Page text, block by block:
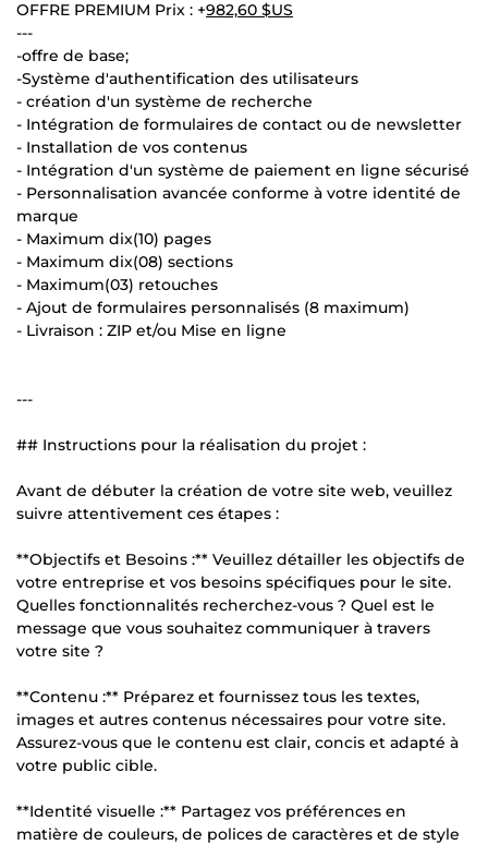
OFFRE PREMIUM Prix : +982,60 $US
---
-offre de base;
-Système d'authentification des utilisateurs
- création d'un système de recherche
- Intégration de formulaires de contact ou de newsletter
- Installation de vos contenus
- Intégration d'un système de paiement en ligne sécurisé
- Personnalisation avancée conforme à votre identité de
marque
- Maximum dix(10) pages
- Maximum dix(08) sections
- Maximum(03) retouches
- Ajout de formulaires personnalisés (8 maximum)
- Livraison : ZIP et/ou Mise en ligne
---
## Instructions pour la réalisation du projet :
Avant de débuter la création de votre site web, veuillez
suivre attentivement ces étapes :
**Objectifs et Besoins :** Veuillez détailler les objectifs de
votre entreprise et vos besoins spécifiques pour le site.
Quelles fonctionnalités recherchez-vous ? Quel est le
message que vous souhaitez communiquer à travers
votre site ?
**Contenu :** Préparez et fournissez tous les textes,
images et autres contenus nécessaires pour votre site.
Assurez-vous que le contenu est clair, concis et adapté à
votre public cible.
**Identité visuelle :** Partagez vos préférences en
matière de couleurs, de polices de caractères et de style